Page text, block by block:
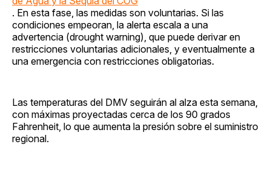
. En esta fase, las medidas son voluntarias. Si las
condiciones empeoran, la alerta escala a una
advertencia (drought warning), que puede derivar en
restricciones voluntarias adicionales, y eventualmente a
una emergencia con restricciones obligatorias.
Las temperaturas del DMV seguirán al alza esta semana,
con máximas proyectadas cerca de los 90 grados
Fahrenheit, lo que aumenta la presión sobre el suministro
regional.